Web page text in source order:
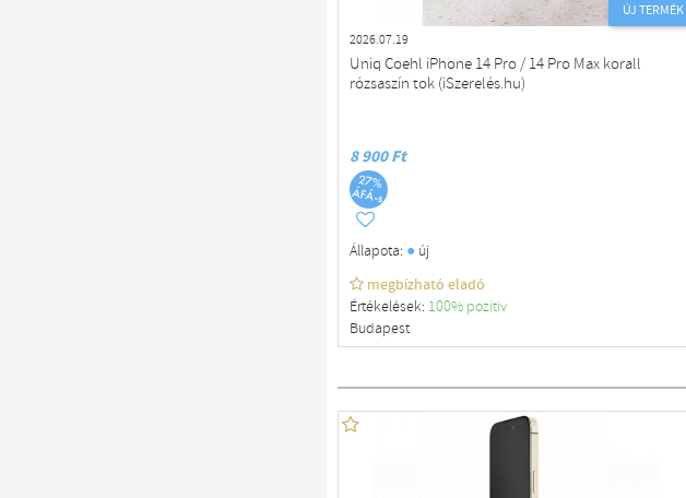
ÚJ TERMÉK
2026.07.19
Uniq Coehl iPhone 14 Pro / 14 Pro Max korall
rózsaszín tok (iSzerelés.hu)
8 900 Ft
Állapota: ●új
megbízható eladó
Értékelések: 100% pozítiv
Budapest